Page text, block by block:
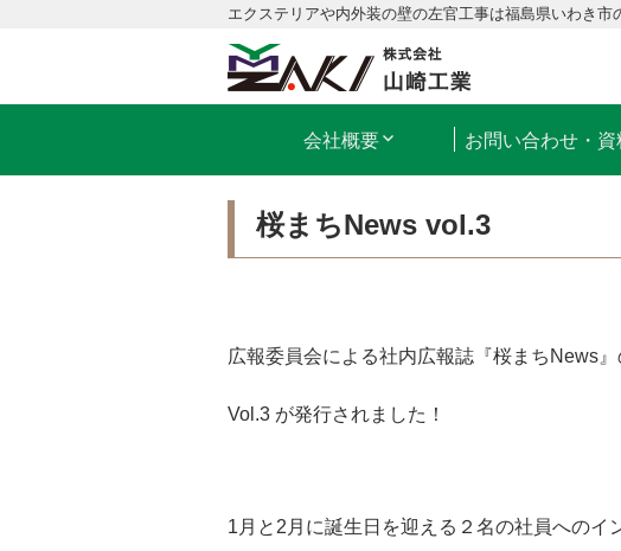
エクステリアや内外装の壁の左官工事は福島県いわき市
会社概要 お問い合わせ・
桜まちNews vol.3
広報委員会による社内広報誌『桜まちNews』
Vol.3 が発行されました！
1月と2月に誕生日を迎える２名の社員へのイ